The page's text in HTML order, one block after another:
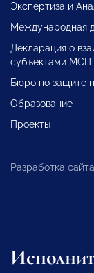
Экспертиза и
Международная
Декларация о
субъектами МСП
Бюро по защите
Образование
Проекты
Разработка